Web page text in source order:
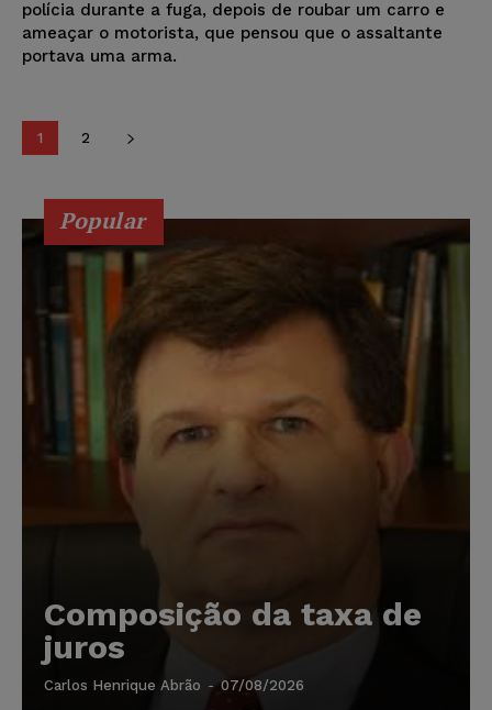
polícia durante a fuga, depois de roubar um carro e
ameaçar o motorista, que pensou que o assaltante
portava uma arma.
1 2
Popular
Composição da taxa de
juros
Carlos Henrique Abrão - 07/08/2026